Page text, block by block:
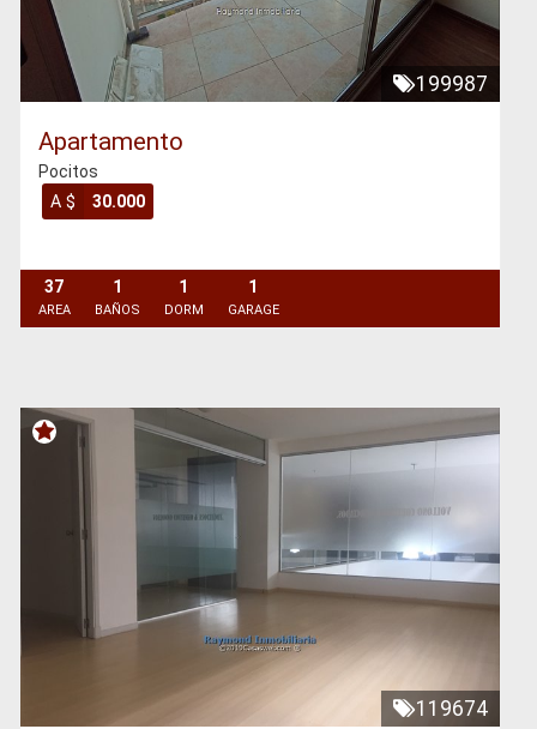
199987
Apartamento
Pocitos
A $
30.000
37
AREA
1
BAÑOS
1
DORM
1
GARAGE
119674